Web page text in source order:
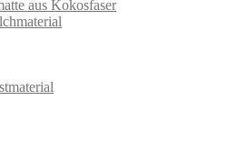
aus Kokosfaser